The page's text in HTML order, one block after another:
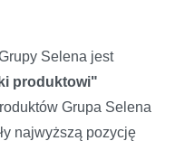
Selena jest
produktowi"
Grupa Selena
najwyższą pozycję